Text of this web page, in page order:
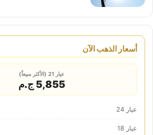
أسعار الذهب الآن
عيار 21 (الأكثر مبيعاً)
5,855 ج.م
عيار 24
عيار 18